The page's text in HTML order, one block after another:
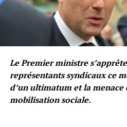
Le Premier ministre
représentants syndicaux ce
d’un ultimatum et la menace
mobilisation sociale.